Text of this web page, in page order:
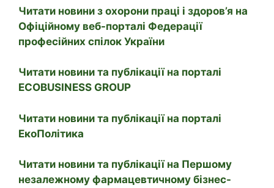
Читати новини з охорони праці і здоров’я на
Офіційному веб-порталі Федерації
професійних спілок України
Читати новини та публікації на порталі
ECOBUSINESS GROUP
Читати новини та публікації на порталі
ЕкоПолітика
Читати новини та публікації на Першому
незалежному фармацевтичному бізнес-